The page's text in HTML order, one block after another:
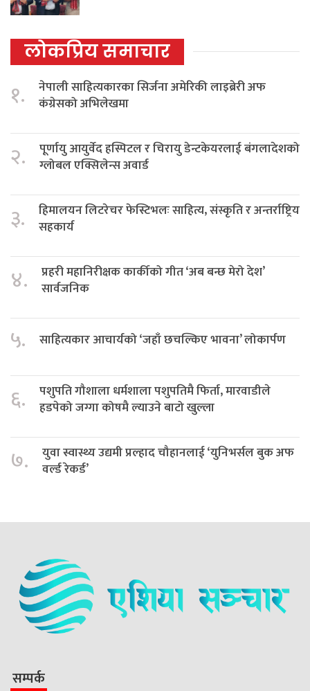
लोकप्रिय समाचार
१.
नेपाली साहित्यकारका सिर्जना अमेरिकी लाइब्रेरी अफ
कंग्रेसको अभिलेखमा
२.
पूर्णायु आयुर्वेद हस्पिटल र चिरायु डेन्टकेयरलाई बंगलादेशको
ग्लोबल एक्सिलेन्स अवार्ड
३.
हिमालयन लिटरेचर फेस्टिभलः साहित्य, संस्कृति र अन्तर्राष्ट्रिय
सहकार्य
४.
प्रहरी महानिरीक्षक कार्कीको गीत ‘अब बन्छ मेरो देश’
सार्वजनिक
५. साहित्यकार आचार्यको ‘जहाँ छचल्किए भावना’ लोकार्पण
६.
पशुपति गौशाला धर्मशाला पशुपतिमै फिर्ता, मारवाडीले
हडपेको जग्गा कोषमै ल्याउने बाटो खुल्ला
७.
युवा स्वास्थ्य उद्यमी प्रल्हाद चौहानलाई ‘युनिभर्सल बुक अफ
वर्ल्ड रेकर्ड’
सम्पर्क